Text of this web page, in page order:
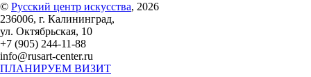
© Русский центр искусства, 2026
236006, г. Калининград,
ул. Октябрьская, 10
+7 (905) 244-11-88
info@rusart-center.ru
ПЛАНИРУЕМ ВИЗИТ